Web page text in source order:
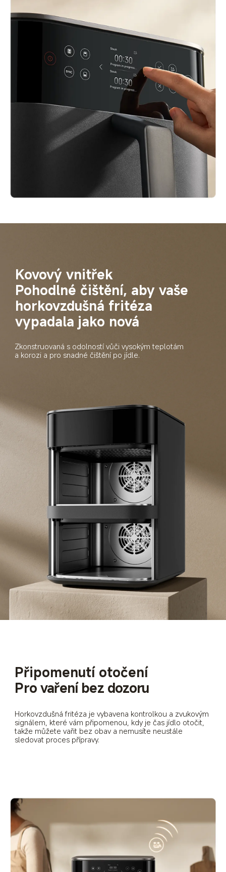
Kovový vnitřek
Pohodlné čištění, aby vaše
horkovzdušná fritéza
vypadala jako nová
Zkonstruovaná s odolností vůči vysokým teplotám
a korozi a pro snadné čištění po jídle.
Připomenutí otočení
Pro vaření bez dozoru
Horkovzdušná fritéza je vybavena kontrolkou a zvukovým
signálem, které vám připomenou, kdy je čas jídlo otočit,
takže můžete vařit bez obav a nemusíte neustále
sledovat proces přípravy.